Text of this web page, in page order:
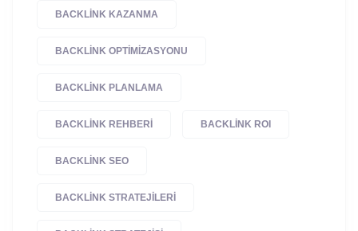
BACKLINK KAZANMA
BACKLINK OPTIMIZASYONU
BACKLINK PLANLAMA
BACKLINK REHBERI BACKLINK ROI
BACKLINK SEO
BACKLINK STRATEJILERI